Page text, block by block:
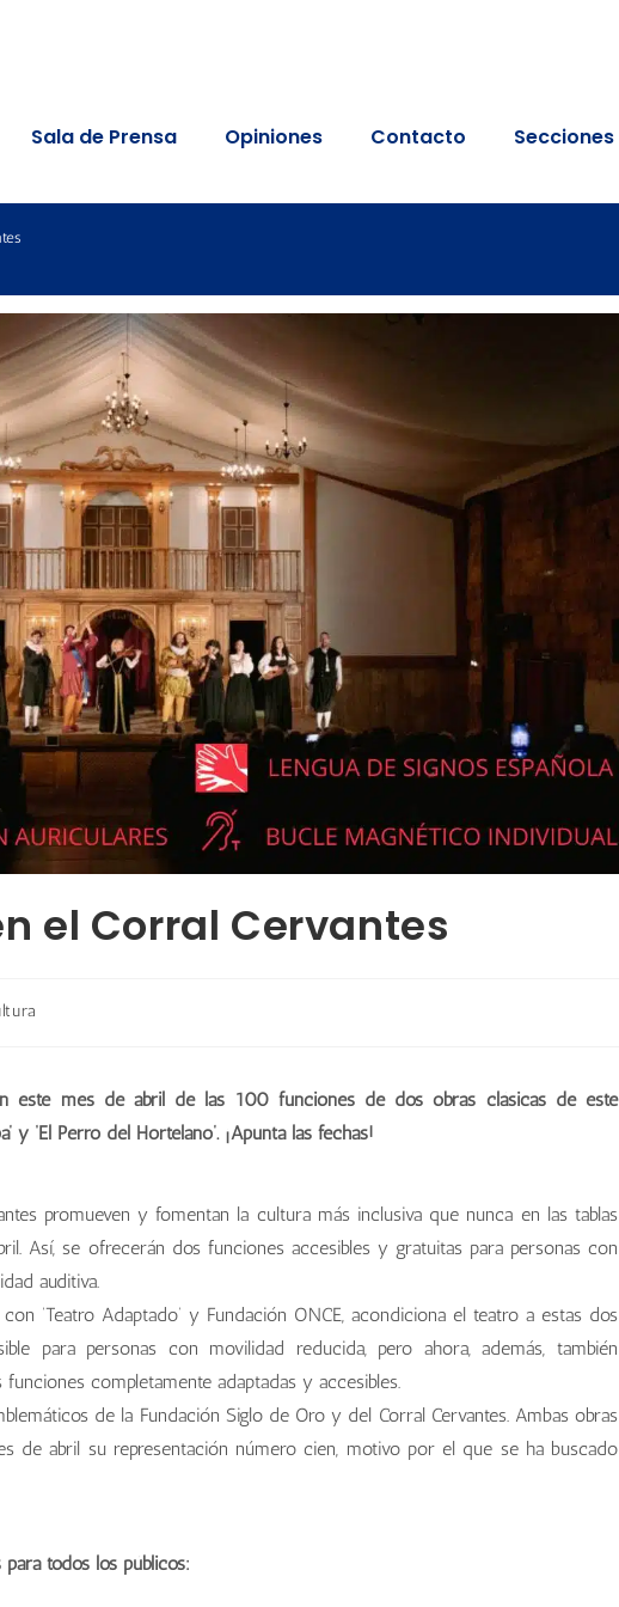
Sala de Prensa Opiniones Contacto Secciones
el Corral Cervantes
este mes de abril de las 100 funciones de dos obras clásicas de este
y ‘El Perro del Hortelano’. ¡Apunta las fechas!
promueven y fomentan la cultura más inclusiva que nunca en las tablas
Así, se ofrecerán dos funciones accesibles y gratuitas para personas con
auditiva.
‘Teatro Adaptado’ y Fundación ONCE, acondiciona el teatro a estas dos
para personas con movilidad reducida, pero ahora, además, también
completamente adaptadas y accesibles.
de la Fundación Siglo de Oro y del Corral Cervantes. Ambas obras
de abril su representación número cien, motivo por el que se ha buscado
todos los públicos: